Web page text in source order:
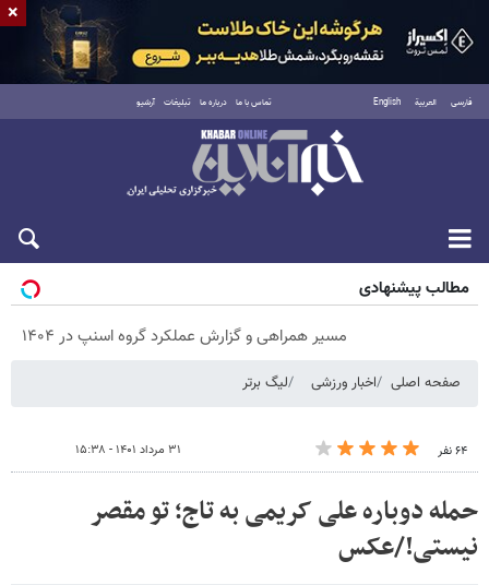
فارسی العربية English تماس با ما درباره ما تبلیغات آرشیو
پنجشنبه ۱۵ مرداد ۱۴۰۵
مطالب پیشنهادی
مسیر همراهی و گزارش عملکرد گروه اسنپ در ۱۴۰۴
صفحه اصلی اخبار ورزشی لیگ برتر
۶۴ نفر ۳۱ مرداد ۱۴۰۱ - ۱۵:۳۸
حمله دوباره علی کریمی به تاج؛ تو مقصر
نیستی!/عکس
×